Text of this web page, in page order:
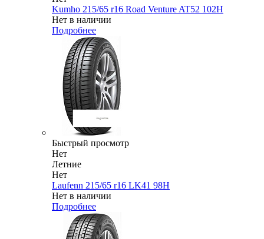
Kumho 215/65 r16 Road Venture AT52 102H
Нет в наличии
Подробнее
Быстрый просмотр
Нет
Летние
Нет
Laufenn 215/65 r16 LK41 98H
Нет в наличии
Подробнее